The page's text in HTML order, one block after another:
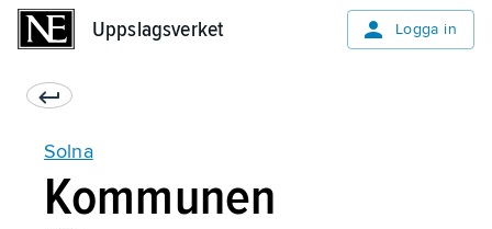
Uppslagsverket Logga in
Solna
Kommunen